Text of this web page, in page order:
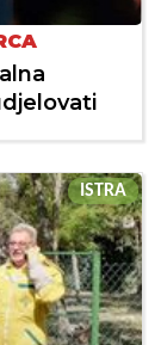
ISTRA